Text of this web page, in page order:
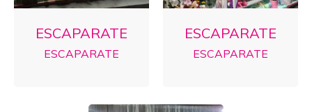
ESCAPARATE
ESCAPARATE
ESCAPARATE
ESCAPARATE